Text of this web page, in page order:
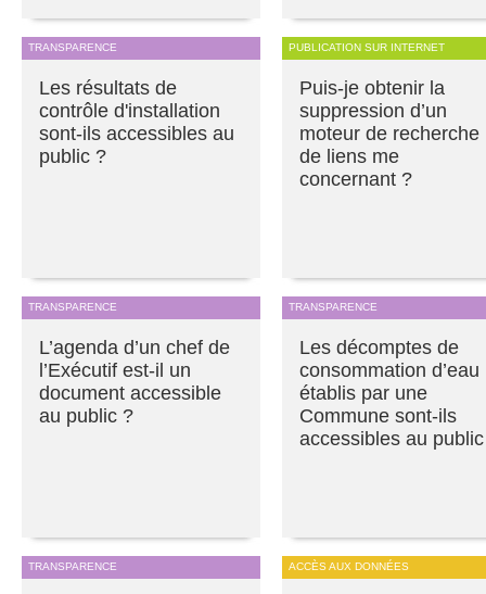
TRANSPARENCE
Les résultats de
contrôle d'installation
sont-ils accessibles au
public ?
PUBLICATION SUR INTERNET
Puis-je obtenir la
suppression d’un
moteur de recherche
de liens me
concernant ?
TRANSPARENCE
L’agenda d’un chef de
l’Exécutif est-il un
document accessible
au public ?
TRANSPARENCE
Les décomptes de
consommation d’eau
établis par une
Commune sont-ils
accessibles au
TRANSPARENCE ACCÈS AUX DONNÉES